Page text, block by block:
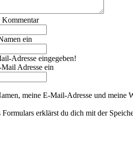
Kommentar
ein
Adresse eingegeben!
Adresse ein
meine E-Mail-Adresse und meine
erklärst du dich mit der